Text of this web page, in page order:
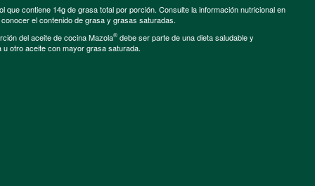
que contiene 14g de grasa total por porción. Consulte la información nutricional en
el contenido de grasa y grasas saturadas.
del aceite de cocina Mazola® debe ser parte de una dieta saludable y
otro aceite con mayor grasa saturada.